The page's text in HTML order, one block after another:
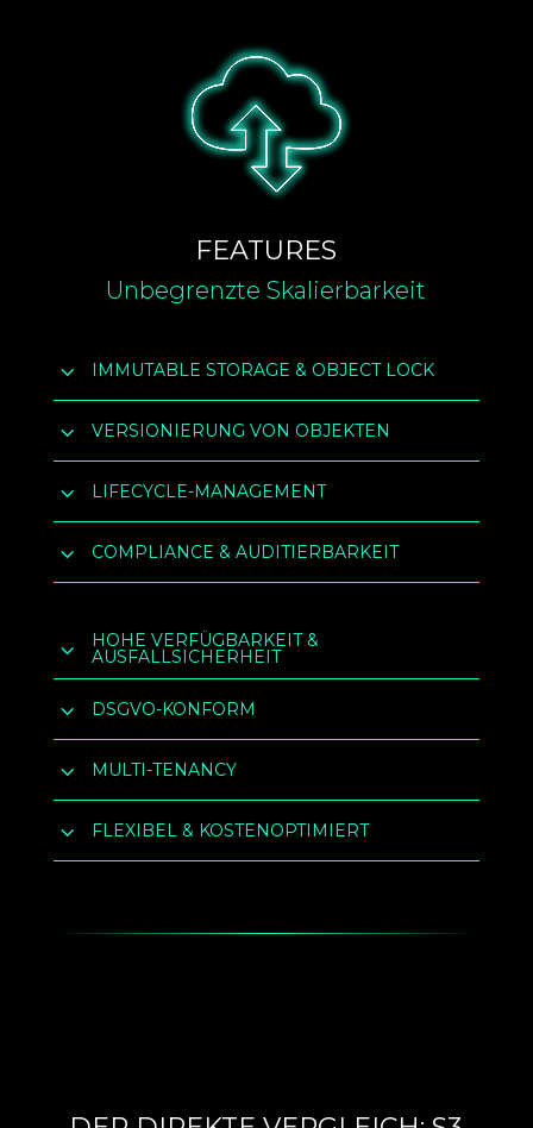
FEATURES
Unbegrenzte Skalierbarkeit
3 IMMUTABLE STORAGE & OBJECT LOCK
3 VERSIONIERUNG VON OBJEKTEN
3 LIFECYCLE-MANAGEMENT
3 COMPLIANCE & AUDITIERBARKEIT
3 HOHE VERFÜGBARKEIT &
AUSFALLSICHERHEIT
3 DSGVO-KONFORM
3 MULTI-TENANCY
3 FLEXIBEL & KOSTENOPTIMIERT